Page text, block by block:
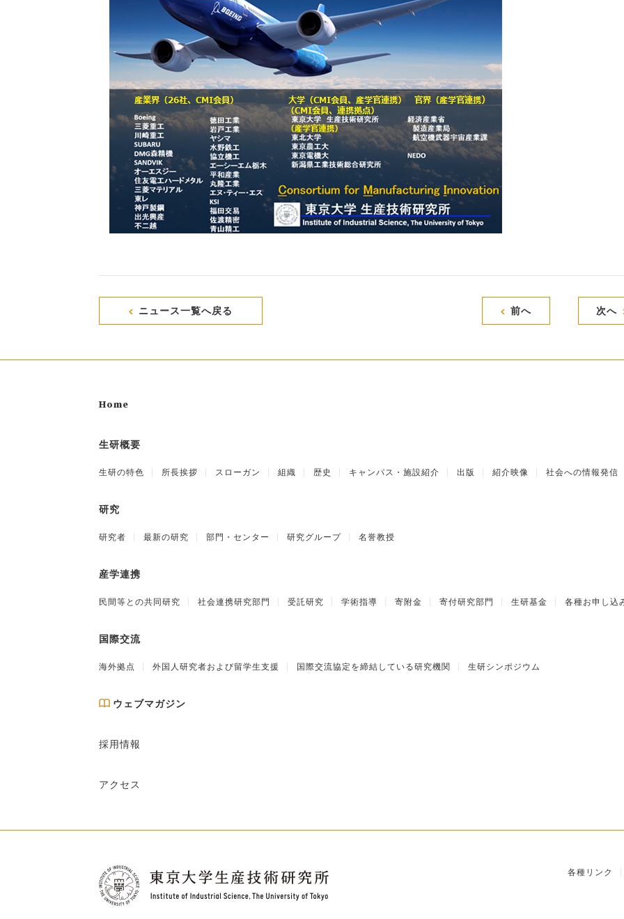
ニュース一覧へ戻る 前へ 次へ
Home
生研概要
生研の特色 所長挨拶 スローガン 組織 歴史 キャンパス・施設紹介 出版 紹介映像 社会への情報発信
研究
研究者 最新の研究 部門・センター 研究グループ 名誉教授
産学連携
民間等との共同研究 社会連携研究部門 受託研究 学術指導 寄附金 寄付研究部門 生研基金 各種お申し込
国際交流
海外拠点 外国人研究者および留学生支援 国際交流協定を締結している研究機関 生研シンポジウム
ウェブマガジン
採用情報
アクセス
各種リンク